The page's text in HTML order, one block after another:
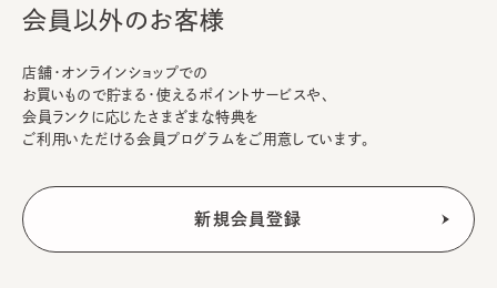
会員以外のお客様
店舗・オンラインショップでの
お買いもので貯まる・使えるポイントサービスや、
会員ランクに応じたさまざまな特典を
ご利用いただける会員プログラムをご用意しています。